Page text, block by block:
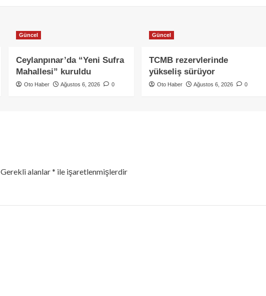
Güncel
Ceylanpınar’da “Yeni Sufra
Mahallesi” kuruldu
Oto Haber Ağustos 6, 2026 0
Güncel
TCMB rezervlerinde
yükseliş sürüyor
Oto Haber Ağustos 6, 2026 0
Gerekli alanlar* ile işaretlenmişlerdir